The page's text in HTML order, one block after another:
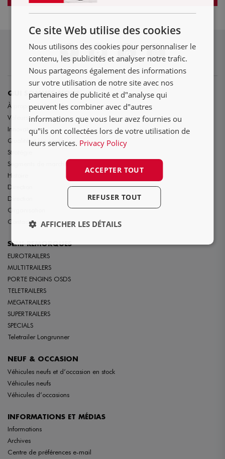
QUI SOMMES NOUS
À propos de Nooteboom
Valeurs
Innovation
Qualité et longévité
Stratégie
Segments de marché
Histoire
Direction
Direction
Organisation
Contact
SEMI-REMORQUES
EUROTRAILERS
MULTITRAILERS
PORTE ENGINS OSDS
TELETRAILERS
MEGATRAILERS
SUPERTRAILERS
SPECIALS
Teletrailer Longrunner
NEUF & OCCASION
Véhicules neufs et d’occasion en stock
Véhicules neufs
Véhicules d’occasions
INFORMATIONS ET MÉDIAS
Informations
Archives
Centre de préférences e-mail
Ce site Web utilise des cookies
Nous utilisons des cookies pour personnaliser le
contenu, les publicités et analyser notre trafic.
Nous partageons également des informations
sur votre utilisation de notre site avec nos
partenaires de publicité et d"analyse qui
peuvent les combiner avec d"autres
informations que vous leur avez fournies ou
qu"ils ont collectées lors de votre utilisation de
leurs services. Privacy Policy
ACCEPTER TOUT
REFUSER TOUT
AFFICHER LES DÉTAILS